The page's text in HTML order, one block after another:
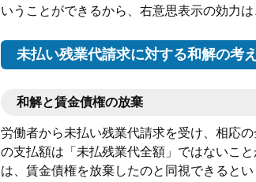
いうことができるから、右意思表示の効力
未払い残業代請求に対する和解の考
和解と賃金債権の放棄
労働者から未払い残業代請求を受け、相応
の支払額は「未払残業代全額」ではないこ
は、賃金債権を放棄したのと同視できると